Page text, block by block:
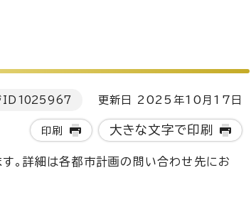
ID 1025967 更新日 2025年10月17日
印刷 大きな文字で印刷
。詳細は各都市計画の問い合わせ先にお